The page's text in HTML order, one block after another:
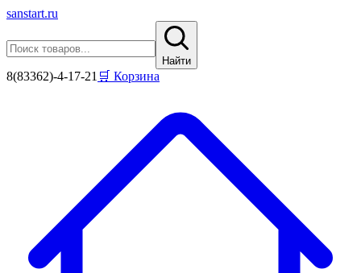
sanstart.ru
Найти
8(83362)-4-17-21 🛒 Корзина